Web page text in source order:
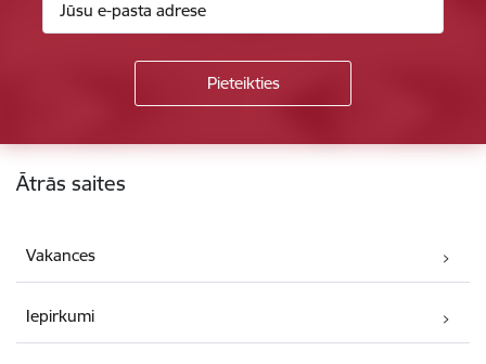
Kājene
Ātrās saites
Vakances
Iepirkumi